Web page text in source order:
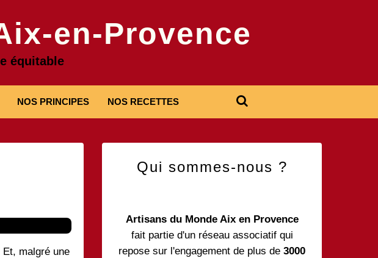
en-Provence
équitable
NOS PRINCIPES NOS RECETTES
Et, malgré une
Qui sommes-nous ?
Artisans du Monde Aix en Provence
fait partie d'un réseau associatif qui
repose sur l'engagement de plus de 3000